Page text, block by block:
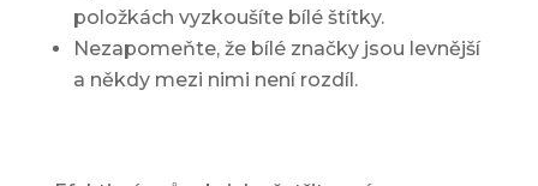
položkách vyzkoušíte bílé štítky.
Nezapomeňte, že bílé značky jsou levnější
a někdy mezi nimi není rozdíl.